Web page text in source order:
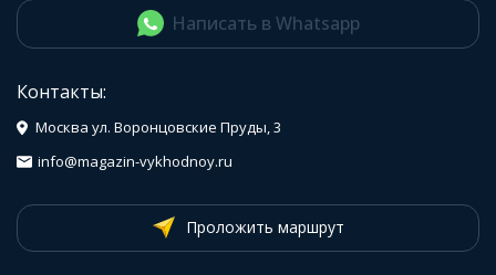
Написать в Whatsapp
Контакты:
Москва ул. Воронцовские Пруды, 3
info@magazin-vykhodnoy.ru
Проложить маршрут